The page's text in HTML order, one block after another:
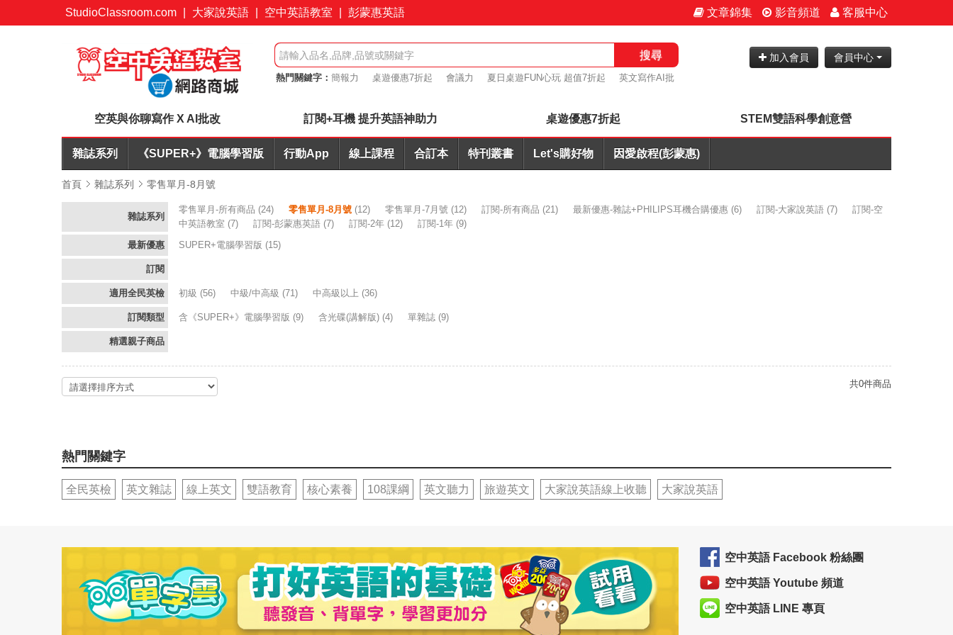
StudioClassroom.com 大家說英語 空中英語教室 彭蒙惠英語 文章錦集 影音頻道 客服中心
搜尋
熱門關鍵字： 簡報力 桌遊優惠7折起 會議力 夏日桌遊FUN心玩 超值7折起
英文寫作AI批
加入會員 會員中心
空英與你聊寫作 X AI批改 訂閱+耳機 提升英語神助力 桌遊優惠7折起 STEM雙語科學創意營
雜誌系列 《SUPER+》電腦學習版 行動App 線上課程 合訂本 特刊叢書 Let's購好物 因愛啟程(彭蒙惠)
首頁 雜誌系列 零售單月-8月號
雜誌系列
零售單月-所有商品 (24) 零售單月-8月號 (12) 零售單月-7月號 (12) 訂閱-所有商品 (21) 最新優惠-雜誌+PHILIPS耳機合購優惠 (6) 訂閱-大家說英語 (7)
訂閱-空
中英語教室 (7) 訂閱-彭蒙惠英語 (7) 訂閱-2年 (12) 訂閱-1年 (9)
最新優惠
SUPER+電腦學習版 (15)
訂閱
適用全民英檢 初級 (56) 中級/中高級 (71) 中高級以上 (36)
訂閱類型 含《SUPER+》電腦學習版 (9) 含光碟(講解版) (4) 單雜誌 (9)
精選親子商品
共0件商品
熱門關鍵字
全民英檢 英文雜誌 線上英文 雙語教育 核心素養 108課綱 英文聽力 旅遊英文 大家說英語線上收聽 大家說英語
空中英語 Facebook 粉絲團
空中英語 Youtube 頻道
空中英語 LINE 專頁